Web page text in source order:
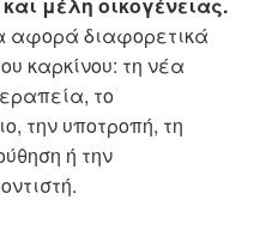
μέλη οικογένειας.
αφορά διαφορετικά
καρκίνου: τη νέα
το
την υποτροπή, τη
ή την